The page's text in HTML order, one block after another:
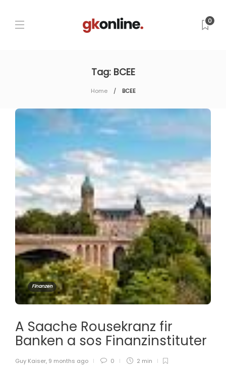
0
Tag: BCEE
Home BCEE
Finanzen
A Saache Rousekranz fir
Banken a sos Finanzinstituter
Guy Kaiser, 9 months ago 0 2 min